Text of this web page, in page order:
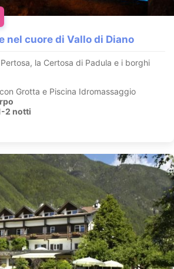
nel cuore di Vallo di Diano
la Certosa di Padula e i borghi
con Grotta e Piscina Idromassaggio
2 notti